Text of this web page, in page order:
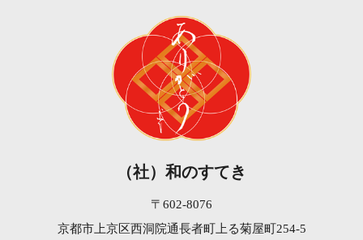
（社）和のすてき
〒602-8076
京都市上京区西洞院通長者町上る菊屋町254-5